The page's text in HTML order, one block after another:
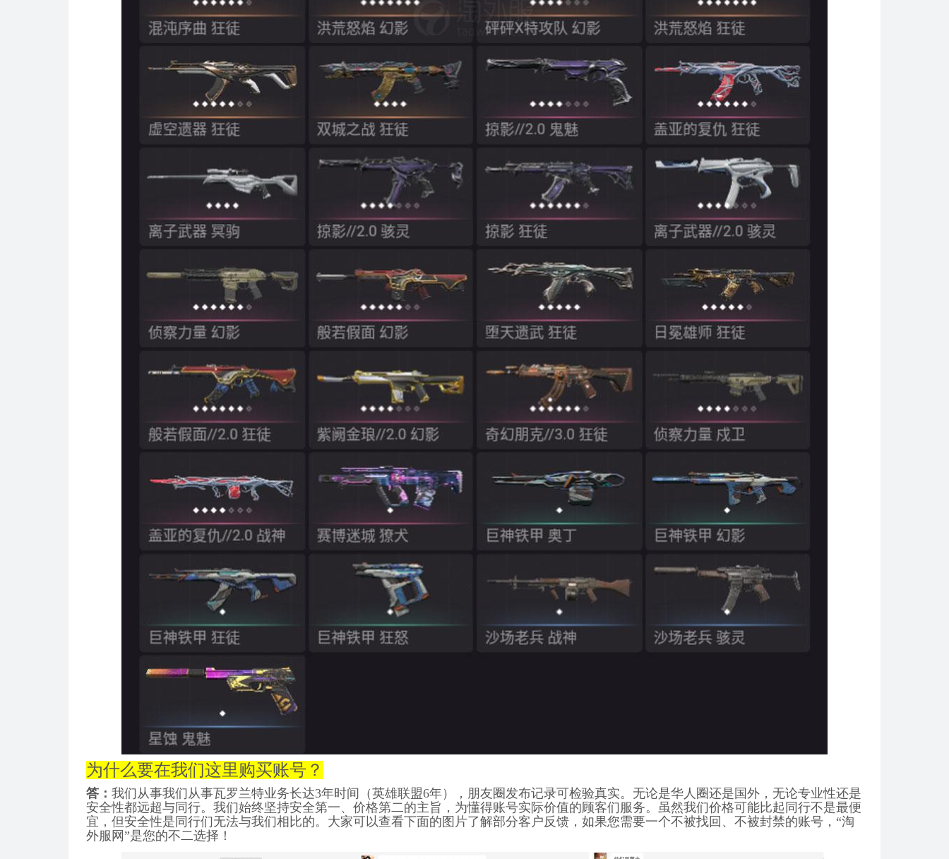
为什么要在我们这里购买账号？
答： 我们从事我们从事瓦罗兰特业务长达3年时间（英雄联盟6年）
，朋友圈发布记录可检验真实。无论是华人圈还是国外，无论专业性还是
安全性都远超与同行。我们始终坚持安全第一、价格第二的主旨，为懂得账号实际价值的顾客们服务。虽然我们价格可能比起同行不是最便
宜，但安全性是同行们无法与我们相比的。大家可以查看下面的图片了解部分客户反馈，如果您需要一个不被找回、不被封禁的账号，“淘
外服网”是您的不二选择！